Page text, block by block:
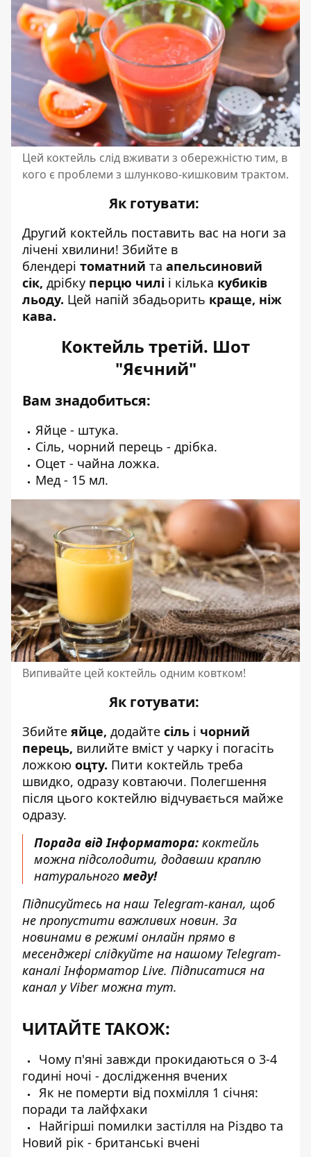
Цей коктейль слід вживати з обережністю тим, в
кого є проблеми з шлунково-кишковим трактом.
Як готувати:
Другий коктейль поставить вас на ноги за
лічені хвилини! Збийте в
блендері томатний та апельсиновий
сік, дрібку перцю чилі і кілька кубиків
льоду. Цей напій збадьорить краще, ніж
кава.
Коктейль третій. Шот
"Яєчний"
Вам знадобиться:
Яйце - штука.
Сіль, чорний перець - дрібка.
Оцет - чайна ложка.
Мед - 15 мл.
Випивайте цей коктейль одним ковтком!
Як готувати:
Збийте яйце, додайте сіль і чорний
перець, вилийте вміст у чарку і погасіть
ложкою оцту. Пити коктейль треба
швидко, одразу ковтаючи. Полегшення
після цього коктейлю відчувається майже
одразу.
Порада від Інформатора: коктейль
можна підсолодити, додавши краплю
натурального меду!
Підписуйтесь на наш Telegram-канал, щоб
не пропустити важливих новин. За
новинами в режимі онлайн прямо в
месенджері слідкуйте на нашому Telegram-
каналіІнформатор Live. Підписатися на
канал у Viber можна тут.
ЧИТАЙТЕ ТАКОЖ:
Чому п'яні завжди прокидаються о 3-4
годині ночі - дослідження вчених
Як не померти від похмілля 1 січня:
поради та лайфхаки
Найгірші помилки застілля на Різдво та
Новий рік - британські вчені